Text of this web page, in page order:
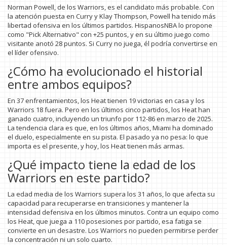
Norman Powell, de los Warriors, es el candidato más probable. Con
la atención puesta en Curry y Klay Thompson, Powell ha tenido más
libertad ofensiva en los últimos partidos. HispanosNBA lo propone
como "Pick Alternativo" con +25 puntos, y en su último juego como
visitante anotó 28 puntos. Si Curry no juega, él podría convertirse en
el líder ofensivo.
¿Cómo ha evolucionado el historial
entre ambos equipos?
En 37 enfrentamientos, los Heat tienen 19 victorias en casa y los
Warriors 18 fuera. Pero en los últimos cinco partidos, los Heat han
ganado cuatro, incluyendo un triunfo por 112-86 en marzo de 2025.
La tendencia clara es que, en los últimos años, Miami ha dominado
el duelo, especialmente en su pista. El pasado ya no pesa: lo que
importa es el presente, y hoy, los Heat tienen más armas.
¿Qué impacto tiene la edad de los
Warriors en este partido?
La edad media de los Warriors supera los 31 años, lo que afecta su
capacidad para recuperarse en transiciones y mantener la
intensidad defensiva en los últimos minutos. Contra un equipo como
los Heat, que juega a 110 posesiones por partido, esa fatiga se
convierte en un desastre. Los Warriors no pueden permitirse perder
la concentración ni un solo cuarto.